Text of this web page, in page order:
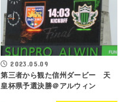
2023.05.09
第三者から観た信州ダービー 天
皇杯県予選決勝＠アルウィン